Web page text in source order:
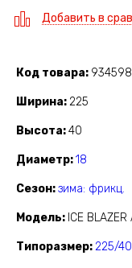
Добавить в
Код товара
Ширина 225
Высота 40
Диаметр 18
Сезон зима: фрикц.
Модель ICE
Типоразмер 225/